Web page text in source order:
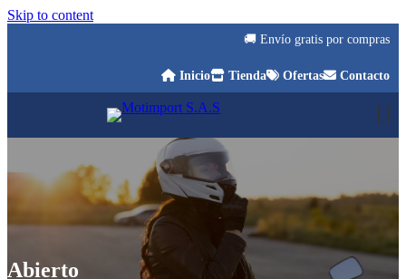
Skip to content
🚚 Envío gratis por compras
Inicio Tienda Ofertas Contacto
Abierto